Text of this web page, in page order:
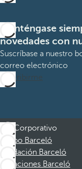
Manténgase
novedades con
Suscríbase a nuestro
correo electrónico
Suscribirme
Corporativo
Grupo Barceló
Fundación Barceló
Vacaciones Barceló